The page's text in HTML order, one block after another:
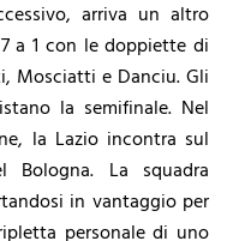
arriva un altro
a 1 con le doppiette di
Mosciatti e Danciu. Gli
la semifinale. Nel
la Lazio incontra sul
La squadra
in vantaggio per
personale di uno